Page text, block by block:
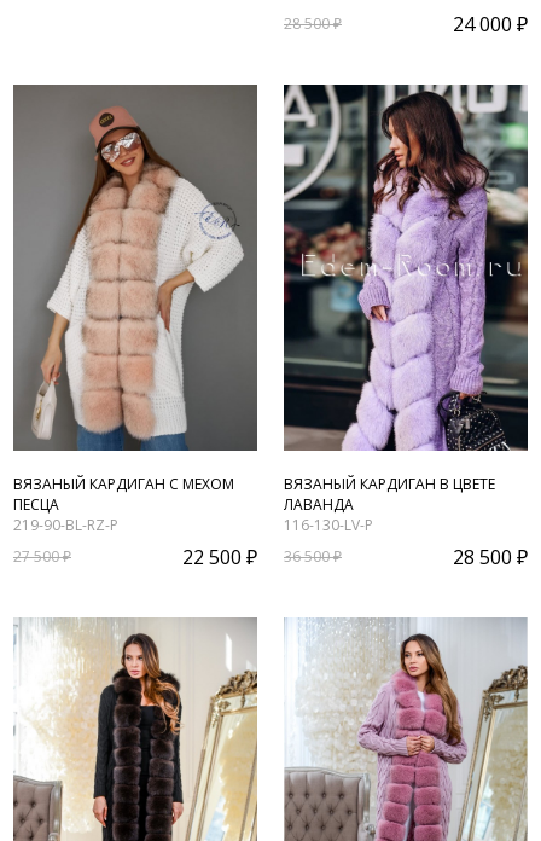
28 500 ₽
24 000 ₽
ВЯЗАНЫЙ КАРДИГАН С МЕХОМ
ПЕСЦА
219-90-BL-RZ-P
27 500 ₽
22 500 ₽
ВЯЗАНЫЙ КАРДИГАН В ЦВЕТЕ
ЛАВАНДА
116-130-LV-P
36 500 ₽
28 500 ₽